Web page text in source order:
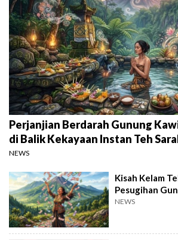
Perjanjian Berdarah Gunung
di Balik Kekayaan Instan Teh
NEWS
Kisah Kelam
Pesugihan
NEWS